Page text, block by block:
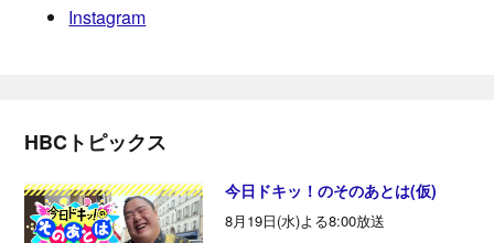
Instagram
HBCトピックス
今日ドキッ！のそのあとは(仮)
8月19日(水)よる8:00放送